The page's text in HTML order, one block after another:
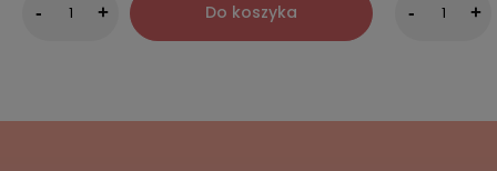
- + Do koszyka - +